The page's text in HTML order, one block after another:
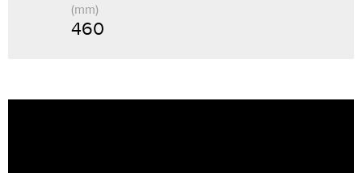
(mm)
460